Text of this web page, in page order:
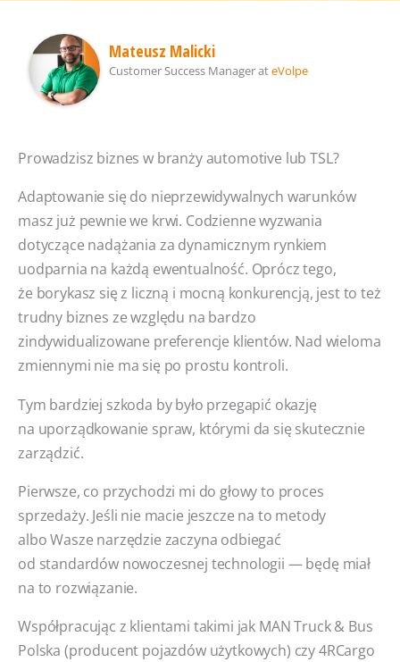
Mateusz Malicki
Customer Success ManagerateVolpe
Prowadzisz biznes w branży automotive lub TSL?
Adaptowanie się do nieprzewidywalnych warunków
masz już pewnie we krwi. Codzienne wyzwania
dotyczące nadążania za dynamicznym rynkiem
uodparnia na każdą ewentualność. Oprócz tego,
że borykasz się z liczną i mocną konkurencją, jest to też
trudny biznes ze względu na bardzo
zindywidualizowane preferencje klientów. Nad wieloma
zmiennymi nie ma się po prostu kontroli.
Tym bardziej szkoda by było przegapić okazję
na uporządkowanie spraw, którymi da się skutecznie
zarządzić.
Pierwsze, co przychodzi mi do głowy to proces
sprzedaży. Jeśli nie macie jeszcze na to metody
albo Wasze narzędzie zaczyna odbiegać
od standardów nowoczesnej technologii — będę miał
na to rozwiązanie.
Współpracując z klientami takimi jak MAN Truck & Bus
Polska (producent pojazdów użytkowych) czy 4RCargo